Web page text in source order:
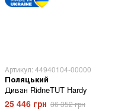
Артикул: 44940104-00000
Поляцький
Диван RidneTUT Hardy
25 446 грн 36 352 грн